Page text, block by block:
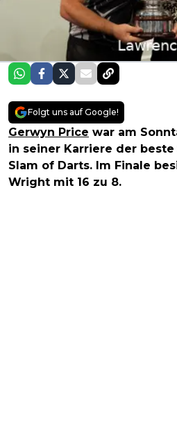
Folgt uns auf Google!
Gerwyn Price war am
in seiner Karriere der beste
Slam of Darts. Im Finale
Wright mit 16 zu 8.